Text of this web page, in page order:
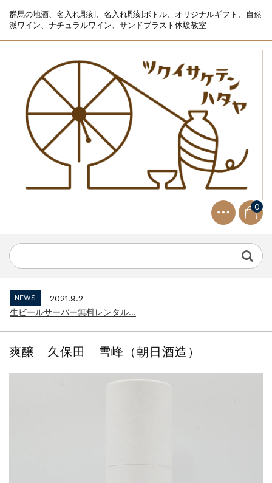
群馬の地酒、名入れ彫刻、名入れ彫刻ボトル、オリジナルギフト、自然
派ワイン、ナチュラルワイン、サンドブラスト体験教室
0
生ビールサーバー無料レンタル...
NEWS
2023.10.2
NEWS
2021.9.2
生ビールサーバー無料レンタル...
NEWS
2021.9.2
爽醸 久保田 雪峰（朝日酒造）